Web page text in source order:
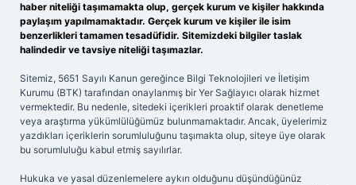
haber niteliği taşımamakta olup, gerçek kurum ve kişiler hakkında
paylaşım yapılmamaktadır. Gerçek kurum ve kişiler ile isim
benzerlikleri tamamen tesadüfidir. Sitemizdeki bilgiler taslak
halindedir ve tavsiye niteliği taşımazlar.
Sitemiz, 5651 Sayılı Kanun gereğince Bilgi Teknolojileri ve İletişim
Kurumu (BTK) tarafından onaylanmış bir Yer Sağlayıcı olarak hizmet
vermektedir. Bu nedenle, sitedeki içerikleri proaktif olarak denetleme
veya araştırma yükümlülüğümüz bulunmamaktadır. Ancak, üyelerimiz
yazdıkları içeriklerin sorumluluğunu taşımakta olup, siteye üye olarak
bu sorumluluğu kabul etmiş sayılırlar.
Hukuka ve yasal düzenlemelere aykırı olduğunu düşündüğünüz